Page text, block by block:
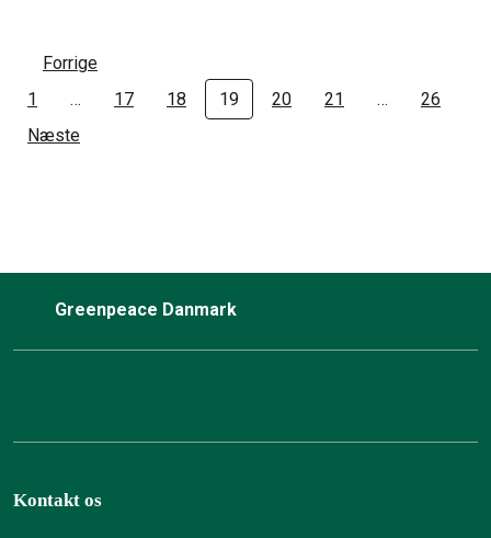
Forrige
1
… 17 18 19 20 21 …
26
Næste
Greenpeace Danmark
Kontakt os